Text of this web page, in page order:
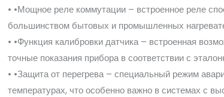
• •Мощное реле коммутации – встроенное реле
большинством бытовых и промышленных
• •Функция калибровки датчика – встроенная
точные показания прибора в соответствии с
• •Защита от перегрева – специальный режим
температурах, что особенно важно в системах с